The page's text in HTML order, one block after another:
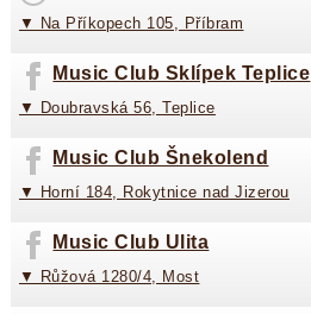
▼ Na Příkopech 105, Příbram
Music Club Sklípek Teplice
▼ Doubravská 56, Teplice
Music Club Šnekolend
▼ Horní 184, Rokytnice nad Jizerou
Music Club Ulita
▼ Růžová 1280/4, Most